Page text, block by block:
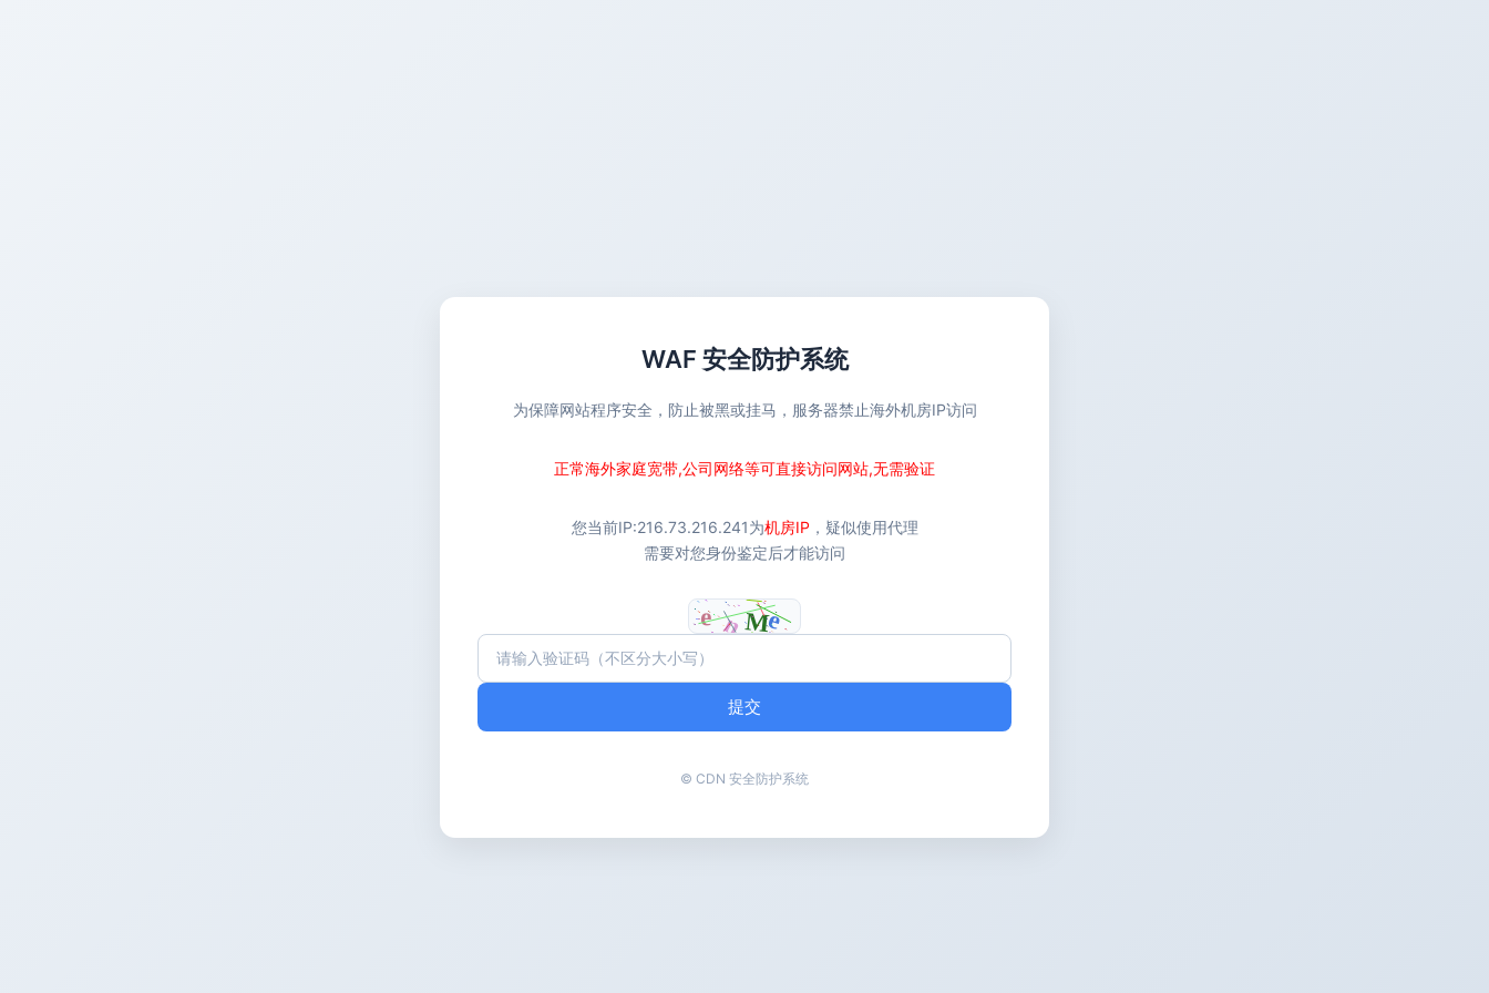
WAF 安全防护系统
为保障网站程序安全，防止被黑或挂马，服务器禁止海外机房IP访问
正常海外家庭宽带,公司网络等可直接访问网站,无需验证
您当前IP:216.73.216.241为机房IP ，疑似使用代理
需要对您身份鉴定后才能访问
提交
© CDN 安全防护系统